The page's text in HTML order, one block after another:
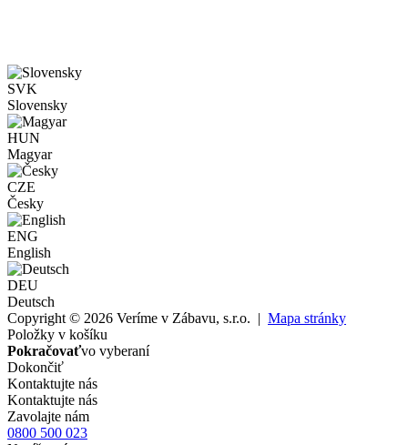
SVK
Slovensky
HUN
Magyar
CZE
Česky
ENG
English
DEU
Deutsch
Copyright © 2026 Veríme v Zábavu, s.r.o. | Mapa stránky
Položky v košíku
Pokračovaťvo vyberaní
Dokončiť
Kontaktujte nás
Kontaktujte nás
Zavolajte nám
0800 500 023